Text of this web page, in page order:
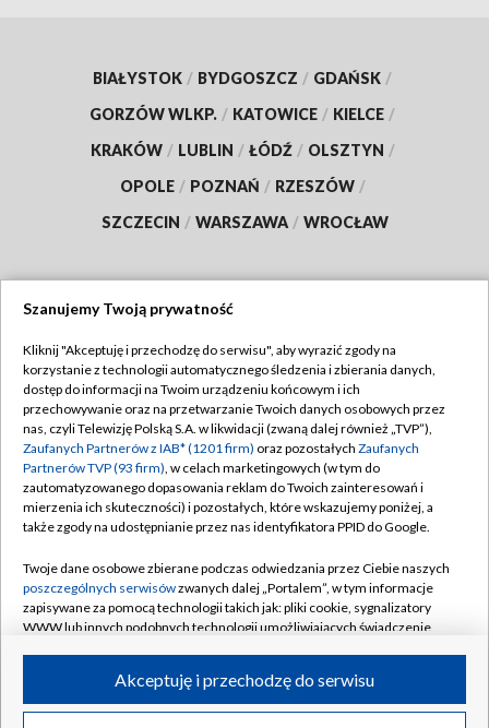
BIAŁYSTOK / BYDGOSZCZ / GDAŃSK /
GORZÓW WLKP. / KATOWICE / KIELCE /
KRAKÓW / LUBLIN / ŁÓDŹ / OLSZTYN /
OPOLE / POZNAŃ / RZESZÓW /
SZCZECIN / WARSZAWA / WROCŁAW
TVP
Abonament TVP
Emisja w TVP
Centrum informacji TVP
Naziemna Telewizja Cyfrowa
Rada Programowa
System NOS
Informacje o nadawcy
Program dla prasy
Regulamin TVP
Polityka prywatności
Moje zgody
Pomoc
Kontakt
Kanały
©2026 Telewizja Polska S.A. w likwidacji
Szanujemy Twoją prywatność
Kliknij "Akceptuję i przechodzę do serwisu", aby wyrazić zgody na
korzystanie z technologii automatycznego śledzenia i zbierania danych,
dostęp do informacji na Twoim urządzeniu końcowym i ich
przechowywanie oraz na przetwarzanie Twoich danych osobowych przez
nas, czyli Telewizję Polską S.A. w likwidacji (zwaną dalej również „TVP”),
Zaufanych Partnerów z IAB* (1201 firm) oraz pozostałych Zaufanych
Partnerów TVP (93 firm), w celach marketingowych (w tym do
zautomatyzowanego dopasowania reklam do Twoich zainteresowań i
mierzenia ich skuteczności) i pozostałych, które wskazujemy poniżej, a
także zgody na udostępnianie przez nas identyfikatora PPID do Google.
Twoje dane osobowe zbierane podczas odwiedzania przez Ciebie naszych
poszczególnych serwisówzwanych dalej „Portalem”, w tym informacje
zapisywane za pomocą technologii takich jak: pliki cookie, sygnalizatory
WWW lub innych podobnych technologii umożliwiających świadczenie
ruchu w Internecie.Akceptuję i przechodzę do serwisu